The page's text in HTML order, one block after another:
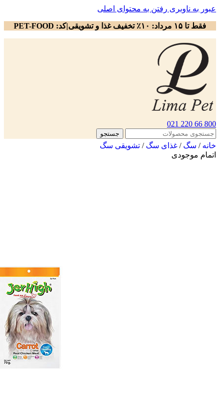
عبور به ناوبری رفتن به محتوای اصلی
فقط تا ۱۵ مرداد: ۱۰٪ تخفیف غذا و تشویقی|کد: PET-FOOD
800 66 220 021
جستجو
خانه/ سگ/ غذای سگ/ تشویقی سگ
اتمام موجودی